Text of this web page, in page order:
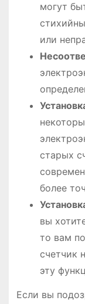
могут
или
старых
более
вы
то вам
счетчик
эту
Если вы